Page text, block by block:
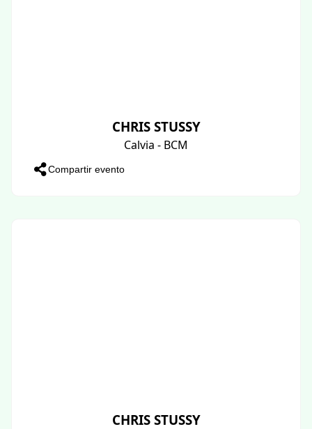
CHRIS STUSSY
Calvia - BCM
Compartir evento
CHRIS STUSSY